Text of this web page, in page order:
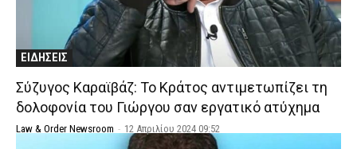
ΕΙΔΗΣΕΙΣ
Σύζυγος Καραϊβάζ: Το Κράτος αντιμετωπίζει τη
δολοφονία του Γιώργου σαν εργατικό ατύχημα
Law & Order Newsroom - 12 Απριλίου 2024 09:52